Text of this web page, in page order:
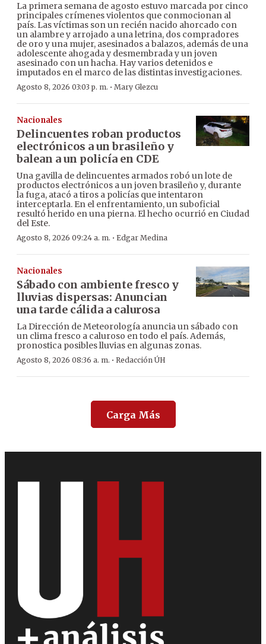
La primera semana de agosto estuvo marcada por cinco
principales crímenes violentos que conmocionan al
país. Las víctimas son un recién nacido ahorcado con
un alambre y arrojado a una letrina, dos compradores
de oro y una mujer, asesinados a balazos, además de una
adolescente ahogada y desmembrada y un joven
asesinado con un hacha. Hay varios detenidos e
imputados en el marco de las distintas investigaciones.
Agosto 8, 2026 03:03 p. m. · Mary Glezcu
Nacionales
Delincuentes roban productos
electrónicos a un brasileño y
balean a un policía en CDE
Una gavilla de delincuentes armados robó un lote de
productos electrónicos a un joven brasileño y, durante
la fuga, atacó a tiros a policías que intentaron
interceptarla. En el enfrentamiento, un suboficial
resultó herido en una pierna. El hecho ocurrió en Ciudad
del Este.
Agosto 8, 2026 09:24 a. m. · Edgar Medina
Nacionales
Sábado con ambiente fresco y
lluvias dispersas: Anuncian
una tarde cálida a calurosa
La Dirección de Meteorología anuncia un sábado con
un clima fresco a caluroso en todo el país. Además,
pronostica posibles lluvias en algunas zonas.
Agosto 8, 2026 08:36 a. m. · Redacción ÚH
Carga Más